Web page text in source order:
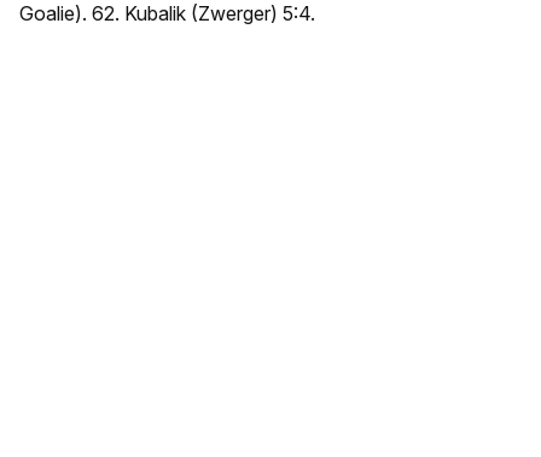
Goalie). 62. Kubalik (Zwerger) 5:4.